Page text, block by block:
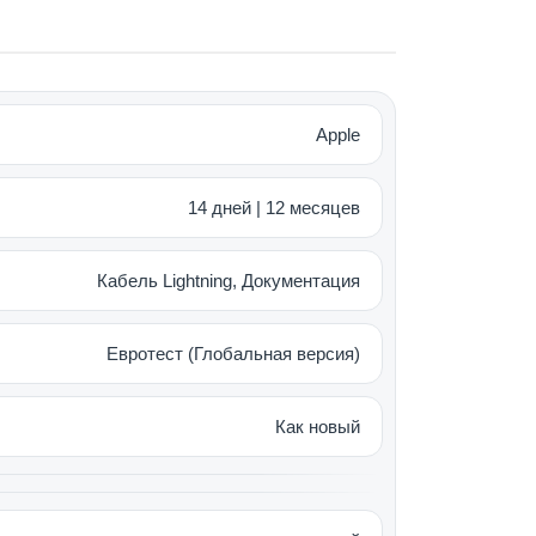
«Киноэффекта» позволяет
съемку и работу
без подзарядки.
бесконтактной оплаты. Работает
Apple
14 дней | 12 месяцев
Кабель Lightning, Документация
Евротест (Глобальная версия)
Как новый